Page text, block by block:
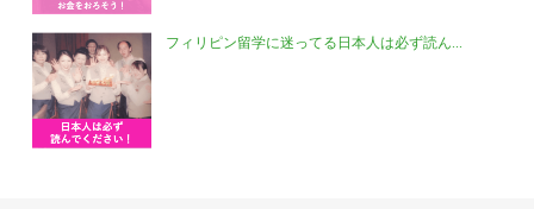
フィリピン留学に迷ってる日本人は必ず読ん...